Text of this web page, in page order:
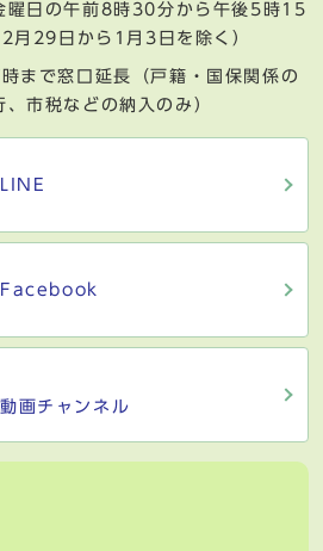
日の午前8時30分から午後5時15
月29日から1月3日を除く）
まで窓口延長（戸籍・国保関係の
市税などの納入のみ）
Facebook
画チャンネル